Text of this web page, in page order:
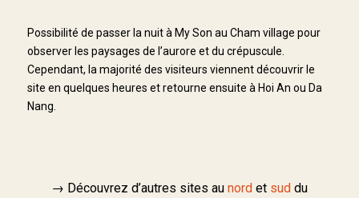
Possibilité de passer la nuit à My Son au Cham village pour
observer les paysages de l’aurore et du crépuscule.
Cependant, la majorité des visiteurs viennent découvrir le
site en quelques heures et retourne ensuite à Hoi An ou Da
Nang.
→ Découvrez d’autres sites au nord et suddu